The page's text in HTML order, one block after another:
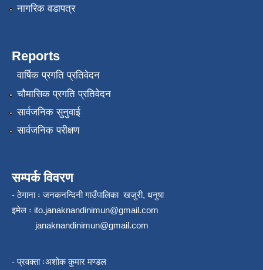
नागरिक वडापत्र
Reports
वार्षिक प्रगति प्रतिवेदन
चौमासिक प्रगति प्रतिवेदन
सार्वजनिक सुनुवाई
सार्वजनिक परीक्षण
सम्पर्क विवरण
- ठेगाना ः जनकनन्दिनी गाउँपालिका खजुरी, धनुषा
इमेल ः ito.janaknandinimun@gmail.com
janaknandinimun@gmail.com
- प्रवक्ता ःअशोक कुमार मण्डल